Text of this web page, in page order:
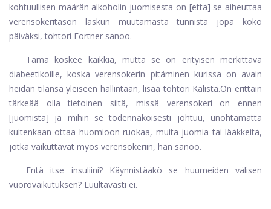
kohtuullisen määrän alkoholin juomisesta on [että] se aiheuttaa
verensokeritason laskun muutamasta tunnista jopa koko
päiväksi, tohtori Fortner sanoo.
Tämä koskee kaikkia, mutta se on erityisen merkittävä
diabeetikoille, koska verensokerin pitäminen kurissa on avain
heidän tilansa yleiseen hallintaan, lisää tohtori Kalista.On erittäin
tärkeää olla tietoinen siitä, missä verensokeri on ennen
[juomista] ja mihin se todennäköisesti johtuu, unohtamatta
kuitenkaan ottaa huomioon ruokaa, muita juomia tai lääkkeitä,
jotka vaikuttavat myös verensokeriin, hän sanoo.
Entä itse insuliini? Käynnistääkö se huumeiden välisen
vuorovaikutuksen? Luultavasti ei.